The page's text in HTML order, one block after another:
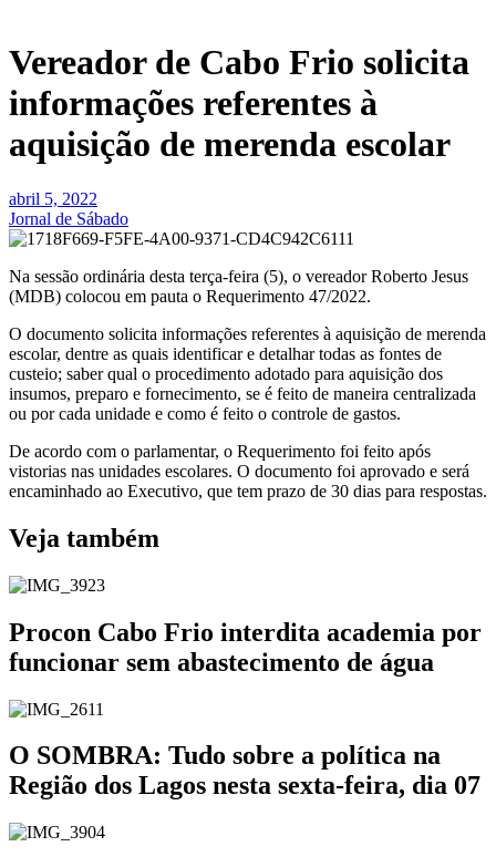
Vereador de Cabo Frio solicita
informações referentes à
aquisição de merenda escolar
abril 5, 2022
Jornal de Sábado
Na sessão ordinária desta terça-feira (5), o vereador Roberto Jesus
(MDB) colocou em pauta o Requerimento 47/2022.
O documento solicita informações referentes à aquisição de merenda
escolar, dentre as quais identificar e detalhar todas as fontes de
custeio; saber qual o procedimento adotado para aquisição dos
insumos, preparo e fornecimento, se é feito de maneira centralizada
ou por cada unidade e como é feito o controle de gastos.
De acordo com o parlamentar, o Requerimento foi feito após
vistorias nas unidades escolares. O documento foi aprovado e será
encaminhado ao Executivo, que tem prazo de 30 dias para respostas.
Veja também
Procon Cabo Frio interdita academia por
funcionar sem abastecimento de água
O SOMBRA: Tudo sobre a política na
Região dos Lagos nesta sexta-feira, dia 07